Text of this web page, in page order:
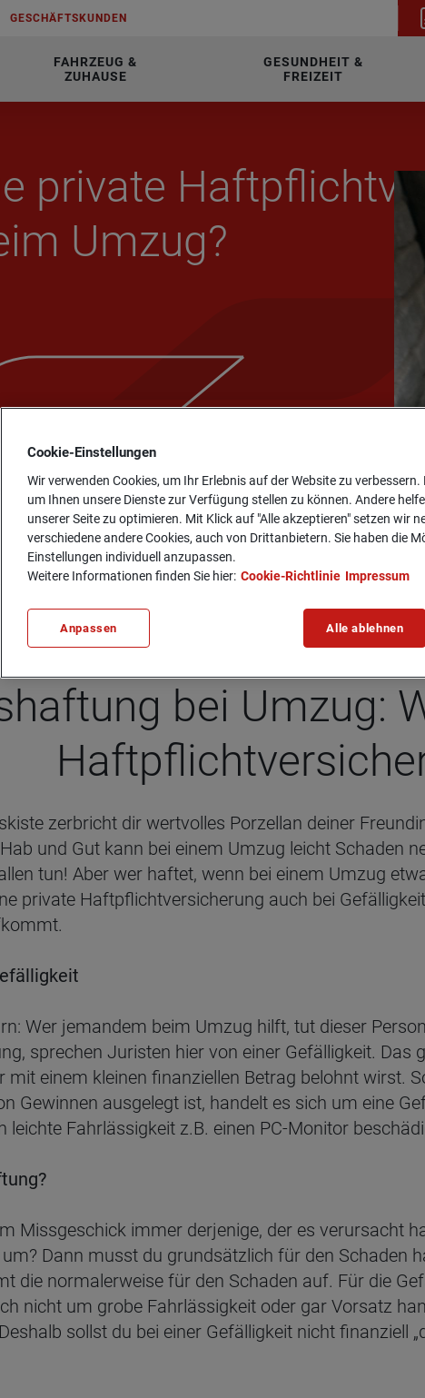
GE­SCHÄFTS­KUN­DEN
FAHRZEUG &
ZUHAUSE
GESUNDHEIT &
FREIZEIT
pri­va­te
Umzug?
beim Umzug?
bei Umzug:
zerbricht dir wertvolles Porzellan deiner
und Gut kann bei einem Umzug leicht Schaden
tun! Aber wer haftet, wenn bei einem Umzug
private Haftpflichtversicherung auch bei
Wer jemandem beim Umzug hilft, tut dieser
sprechen Juristen hier von einer Gefälligkeit. Das
mit einem kleinen finanziellen Betrag belohnt wirst.
Gewinnen ausgelegt ist, handelt es sich um eine
leichte Fahrlässigkeit z.B. einen PC-Monitor
Missgeschick immer derjenige, der es verursacht
Dann musst du grundsätzlich für den Schaden
die normalerweise für den Schaden auf. Für die
nicht um grobe Fahrlässigkeit oder gar Vorsatz
sollst du bei einer Gefälligkeit nicht finanziell
Cookie-­Einstellungen
Wir verwenden Cookies, um Ihr Erlebnis auf der Website zu
um Ihnen unsere Dienste zur Verfügung stellen zu können. Andere
unserer Seite zu optimieren. Mit Klick auf "Alle akzeptieren" setzen wir
verschiedene andere Cookies, auch von Drittanbietern. Sie haben die
Einstellungen individuell anzupassen.
Weitere Informationen finden Sie hier: Cookie-Richtlinie Impressum
Anpassen Alle ablehnen